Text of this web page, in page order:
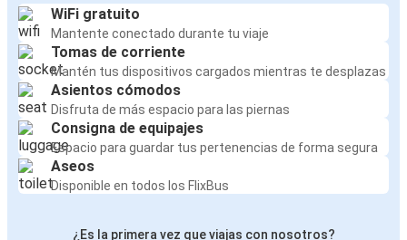
WiFi gratuito
Mantente conectado durante tu viaje
Tomas de corriente
Mantén tus dispositivos cargados mientras te desplazas
Asientos cómodos
Disfruta de más espacio para las piernas
Consigna de equipajes
Espacio para guardar tus pertenencias de forma segura
Aseos
Disponible en todos los FlixBus
¿Es la primera vez que viajas con nosotros?